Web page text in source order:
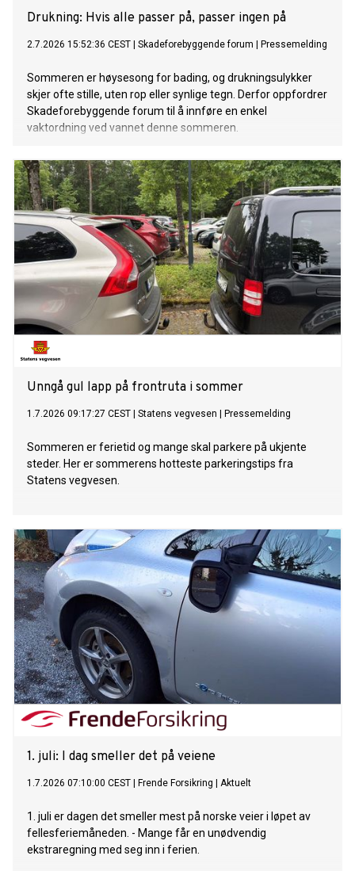
Drukning: Hvis alle passer på, passer ingen på
2.7.2026 15:52:36 CEST Skadeforebyggende forum Pressemelding
Sommeren er høysesong for bading, og drukningsulykker
skjer ofte stille, uten rop eller synlige tegn. Derfor oppfordrer
Skadeforebyggende forum til å innføre en enkel
vaktordning ved vannet denne sommeren.
Unngå gul lapp på frontruta i sommer
1.7.2026 09:17:27 CEST Statens vegvesen Pressemelding
Sommeren er ferietid og mange skal parkere på ukjente
steder. Her er sommerens hotteste parkeringstips fra
Statens vegvesen.
1. juli: I dag smeller det på veiene
1.7.2026 07:10:00 CEST Frende Forsikring Aktuelt
1. juli er dagen det smeller mest på norske veier i løpet av
fellesferiemåneden. - Mange får en unødvendig
ekstraregning med seg inn i ferien.